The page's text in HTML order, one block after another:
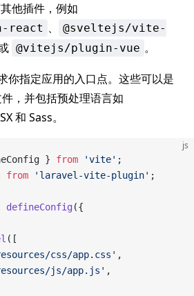
他插件，例如
react 、
@sveltejs/vite-
@vitejs/plugin-vue 。
你指定应用的入口点。这些可以是
，并包括预处理语言如
和 Sass。
js
} from 'vite' ;
from 'laravel-vite-plugin' ;
defineConfig ({
([
css/app.css'
,
js/app.js'
,